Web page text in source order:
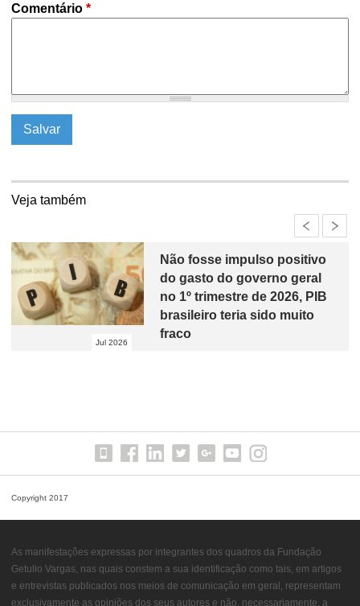
Comentário *
Veja também
Não fosse impulso positivo
do gasto do governo geral
no 1º trimestre de 2026, PIB
brasileiro teria sido muito
fraco
Jul 2026
Copyright 2017
As manifestações expressas por integrantes dos quadros da Fundação
Getulio Vargas, nas quais constem a sua identificação como tais, em artigos
e entrevistas publicados nos meios de comunicação em geral, representam
exclusivamente as opiniões dos seus autores e não, necessariamente, a